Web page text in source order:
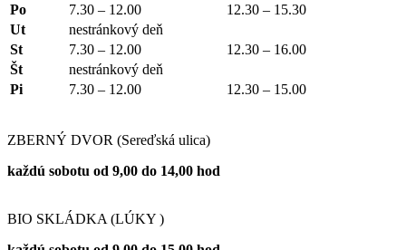
Po
7.30 – 12.00
12.30 – 15.30
Ut
nestránkový deň
St
7.30 – 12.00
12.30 – 16.00
Št
nestránkový deň
Pi
7.30 – 12.00 12.30 – 15.00
ZBERNÝ DVOR (Sereďská ulica)
každú sobotu od 9,00 do 14,00 hod
BIO SKLÁDKA (LÚKY )